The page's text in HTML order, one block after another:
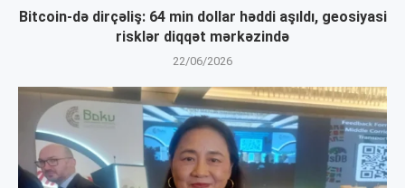
Bitcoin-də dirçəliş: 64 min dollar həddi aşıldı, geosiyasi
risklər diqqət mərkəzində
22/06/2026